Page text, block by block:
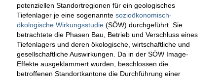
potenziellen Standortregionen für ein geologisches
Tiefenlager je eine sogenannte sozioökonomisch-
ökologische Wirkungsstudie(SÖW) durchgeführt. Sie
betrachtete die Phasen Bau, Betrieb und Verschluss eines
Tiefenlagers und deren ökologische, wirtschaftliche und
gesellschaftliche Auswirkungen. Da in der SÖW Image-
Effekte ausgeklammert wurden, beschlossen die
betroffenen Standortkantone die Durchführung einer